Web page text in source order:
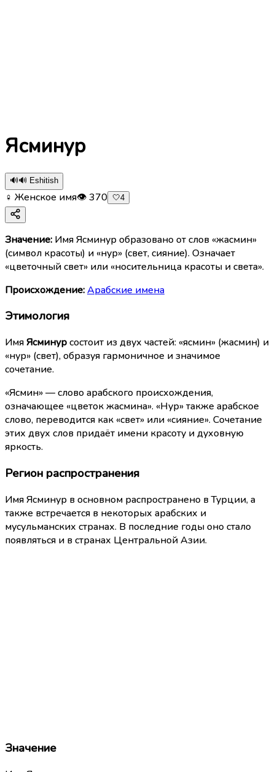
Ясминур
🔊🔊 Eshitish
♀ Женское имя👁370 🤍4
Значение: Имя Ясминур образовано от слов «жасмин»
(символ красоты) и «нур» (свет, сияние). Означает
«цветочный свет» или «носительница красоты и света».
Происхождение:Арабские имена
Этимология
ИмяЯсминурсостоит из двух частей: «ясмин» (жасмин) и
«нур» (свет), образуя гармоничное и значимое
сочетание.
«Ясмин» — слово арабского происхождения,
означающее «цветок жасмина». «Нур» также арабское
слово, переводится как «свет» или «сияние». Сочетание
этих двух слов придаёт имени красоту и духовную
яркость.
Регион распространения
Имя Ясминур в основном распространено в Турции, а
также встречается в некоторых арабских и
мусульманских странах. В последние годы оно стало
появляться и в странах Центральной Азии.
Значение